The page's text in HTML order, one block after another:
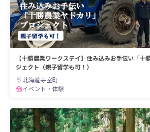
【十勝農業ワークステイ】住み込みお手伝い「十
ジェクト（親子留学も可！）
北海道芽室町
イベント・体験